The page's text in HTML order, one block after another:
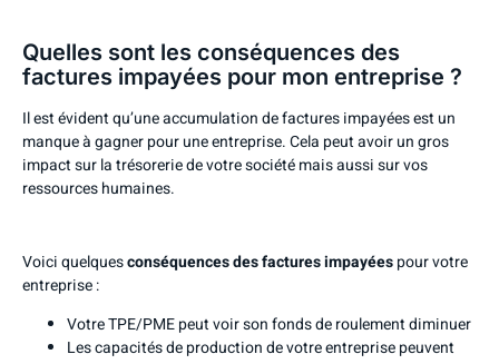
Quelles sont les conséquences des
factures impayées pour mon entreprise ?
Il est évident qu’une accumulation de factures impayées est un
manque à gagner pour une entreprise. Cela peut avoir un gros
impact sur la trésorerie de votre société mais aussi sur vos
ressources humaines.
Voici quelquesconséquences des factures impayéespour votre
entreprise :
Votre TPE/PME peut voir son fonds de roulement diminuer
Les capacités de production de votre entreprise peuvent